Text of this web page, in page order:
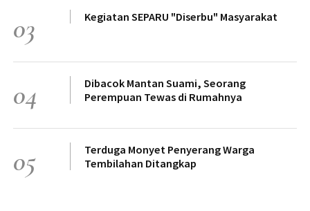
03 Kegiatan SEPARU "Diserbu" Masyarakat
04
Dibacok Mantan Suami, Seorang
Perempuan Tewas di Rumahnya
05
Terduga Monyet Penyerang Warga
Tembilahan Ditangkap